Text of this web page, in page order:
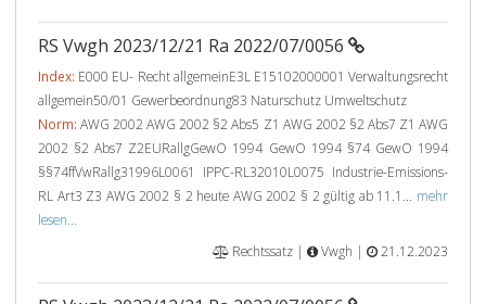
RS Vwgh 2023/12/21 Ra 2022/07/0056
Index: E000 EU- Recht allgemeinE3L E15102000001 Verwaltungsrecht
allgemein50/01 Gewerbeordnung83 Naturschutz Umweltschutz
Norm: AWG 2002 AWG 2002 §2 Abs5 Z1 AWG 2002 §2 Abs7 Z1 AWG
2002 §2 Abs7 Z2EURallgGewO 1994 GewO 1994 §74 GewO 1994
§§74ffVwRallg31996L0061 IPPC-RL32010L0075 Industrie-Emissions-
RL Art3 Z3 AWG 2002 § 2 heute AWG 2002 § 2 gültig ab 11.1... mehr
lesen...
Rechtssatz |
Vwgh | 21.12.2023